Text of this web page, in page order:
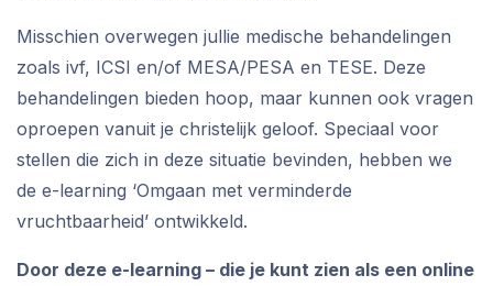
Misschien overwegen jullie medische behandelingen
zoals ivf, ICSI en/of MESA/PESA en TESE. Deze
behandelingen bieden hoop, maar kunnen ook vragen
oproepen vanuit je christelijk geloof. Speciaal voor
stellen die zich in deze situatie bevinden, hebben we
de e-learning ‘Omgaan met verminderde
vruchtbaarheid’ ontwikkeld.
Door deze e-learning – die je kunt zien als een online